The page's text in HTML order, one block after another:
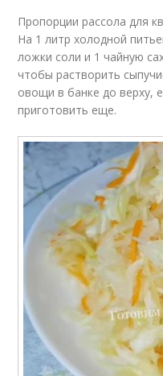
Пропорции рассола для
На 1 литр холодной
ложки соли и 1 чайную
чтобы растворить
овощи в банке до верху,
приготовить еще.